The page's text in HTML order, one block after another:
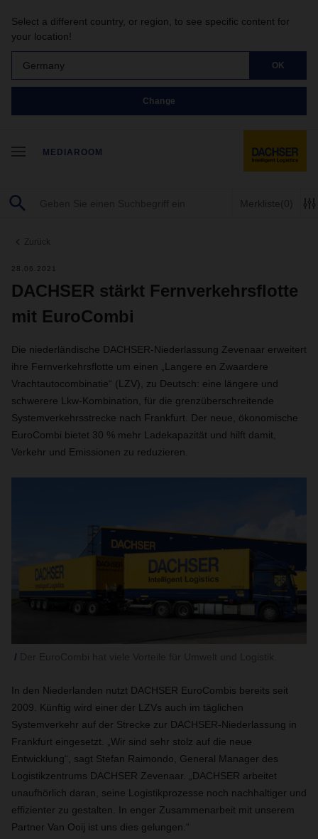
Select a different country, or region, to see specific content for
your location!
Germany OK
Change
MEDIAROOM
Merkliste(0)
Zurück
28.06.2021
DACHSER stärkt Fernverkehrsflotte
mit EuroCombi
Die niederländische DACHSER-Niederlassung Zevenaar erweitert
ihre Fernverkehrsflotte um einen
„Langere en Zwaardere
Vrachtautocombinatie“ (LZV) , zu Deutsch: eine längere und
schwerere Lkw-Kombination , für die grenzüberschreitende
Systemverkehrsstrecke nach Frankfurt. Der neue, ökonomische
EuroCombi bietet 30 % mehr Ladekapazität und hilft damit,
Verkehr und Emissionen zu reduzieren.
In den Niederlanden nutzt DACHSER EuroCombis bereits seit
2009. Künftig wird einer der LZVs auch im täglichen
Systemverkehr auf der Strecke zur DACHSER-Niederlassung in
Frankfurt eingesetzt. „Wir sind sehr stolz auf die neue
Entwicklung“, sagt Stefan Raimondo, General Manager des
Logistikzentrums DACHSER Zevenaar. „DACHSER arbeitet
unaufhörlich daran, seine Logistikprozesse noch nachhaltiger und
effizienter zu gestalten. In enger Zusammenarbeit mit unserem
Partner Van Ooij ist uns dies gelungen.“